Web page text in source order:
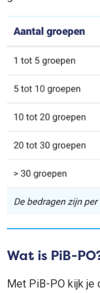
Wat is PiB-
Met PiB-PO kijk